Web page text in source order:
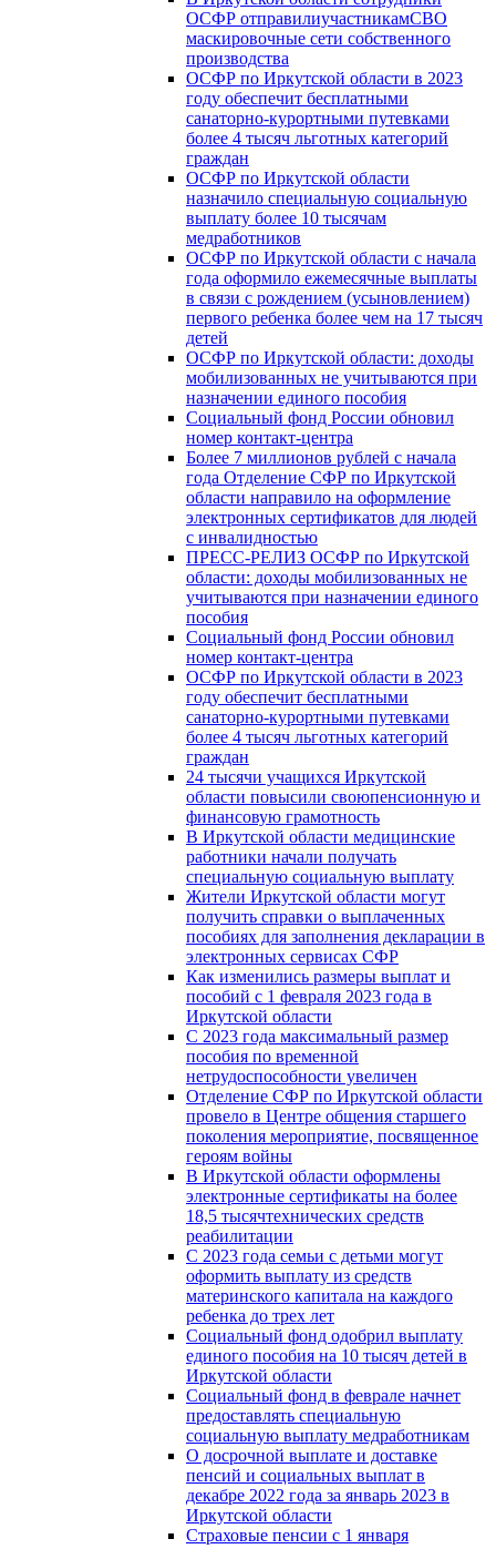
ОСФР отправилиучастникамСВО
маскировочные сети собственного
производства
ОСФР по Иркутской области в 2023
году обеспечит бесплатными
санаторно-курортными путевками
более 4 тысяч льготных категорий
граждан
ОСФР по Иркутской области
назначило специальную социальную
выплату более 10 тысячам
медработников
ОСФР по Иркутской области с начала
года оформило ежемесячные выплаты
в связи с рождением (усыновлением)
первого ребенка более чем на 17 тысяч
детей
ОСФР по Иркутской области: доходы
мобилизованных не учитываются при
назначении единого пособия
Социальный фонд России обновил
номер контакт-центра
Более 7 миллионов рублей с начала
года Отделение СФР по Иркутской
области направило на оформление
электронных сертификатов для людей
с инвалидностью
ПРЕСС-РЕЛИЗ ОСФР по Иркутской
области: доходы мобилизованных не
учитываются при назначении единого
пособия
Социальный фонд России обновил
номер контакт-центра
ОСФР по Иркутской области в 2023
году обеспечит бесплатными
санаторно-курортными путевками
более 4 тысяч льготных категорий
граждан
24 тысячи учащихся Иркутской
области повысили своюпенсионную и
финансовую грамотность
В Иркутской области медицинские
работники начали получать
специальную социальную выплату
Жители Иркутской области могут
получить справки о выплаченных
пособиях для заполнения декларации в
электронных сервисах СФР
Как изменились размеры выплат и
пособий с 1 февраля 2023 года в
Иркутской области
С 2023 года максимальный размер
пособия по временной
нетрудоспособности увеличен
Отделение СФР по Иркутской области
провело в Центре общения старшего
поколения мероприятие, посвященное
героям войны
В Иркутской области оформлены
электронные сертификаты на более
18,5 тысячтехнических средств
реабилитации
С 2023 года семьи с детьми могут
оформить выплату из средств
материнского капитала на каждого
ребенка до трех лет
Социальный фонд одобрил выплату
единого пособия на 10 тысяч детей в
Иркутской области
Социальный фонд в феврале начнет
предоставлять специальную
социальную выплату медработникам
О досрочной выплате и доставке
пенсий и социальных выплат в
декабре 2022 года за январь 2023 в
Иркутской области
Страховые пенсии с 1 января